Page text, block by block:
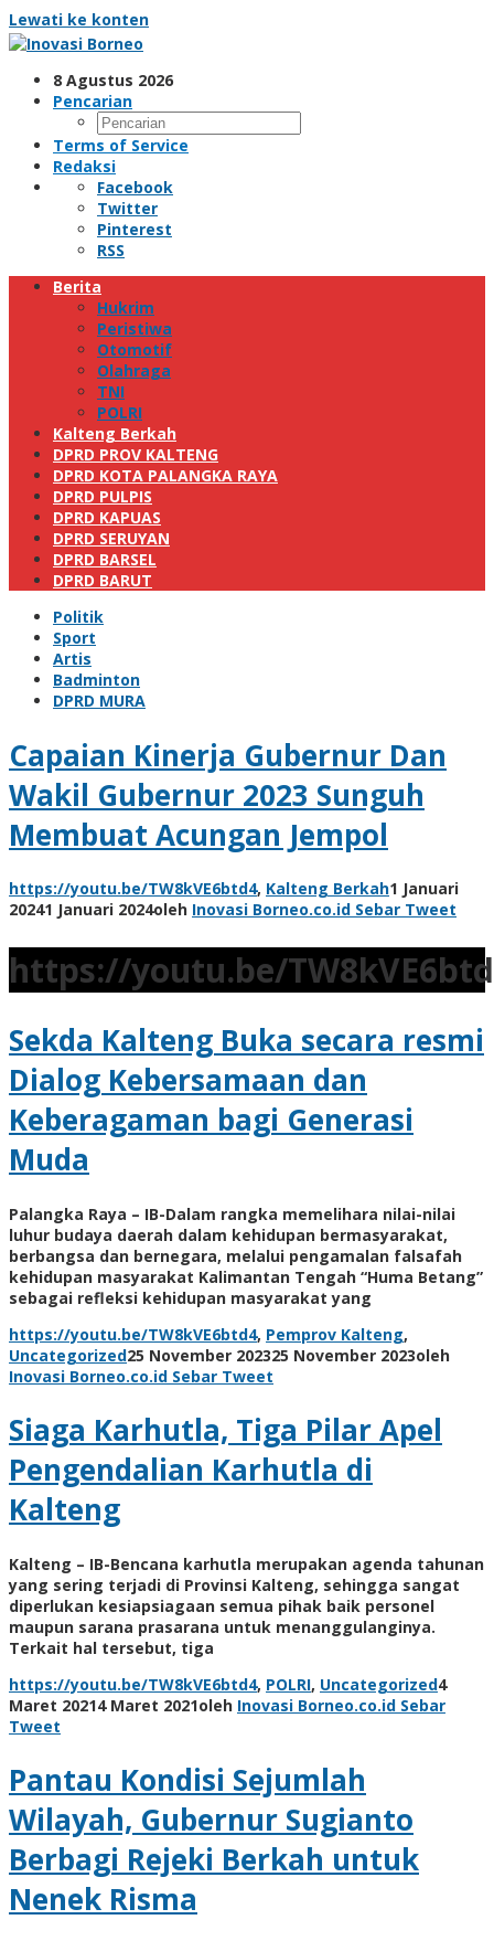
Lewati ke konten
8 Agustus 2026
Pencarian
Terms of Service
Redaksi
Facebook
Twitter
Pinterest
RSS
Berita
Hukrim
Peristiwa
Otomotif
Olahraga
TNI
POLRI
Kalteng Berkah
DPRD PROV KALTENG
DPRD KOTA PALANGKA RAYA
DPRD PULPIS
DPRD KAPUAS
DPRD SERUYAN
DPRD BARSEL
DPRD BARUT
Politik
Sport
Artis
Badminton
DPRD MURA
Capaian Kinerja Gubernur Dan
Wakil Gubernur 2023 Sunguh
Membuat Acungan Jempol
https://youtu.be/TW8kVE6btd4, Kalteng Berkah1 Januari
20241 Januari 2024oleh Inovasi Borneo.co.id Sebar Tweet
https://youtu.be/
Sekda Kalteng Buka secara resmi
Dialog Kebersamaan dan
Keberagaman bagi Generasi
Muda
Palangka Raya – IB-Dalam rangka memelihara nilai-nilai
luhur budaya daerah dalam kehidupan bermasyarakat,
berbangsa dan bernegara, melalui pengamalan falsafah
kehidupan masyarakat Kalimantan Tengah “Huma Betang”
sebagai refleksi kehidupan masyarakat yang
https://youtu.be/TW8kVE6btd4, Pemprov Kalteng,
Uncategorized25 November 202325 November 2023oleh
Inovasi Borneo.co.id Sebar Tweet
Siaga Karhutla, Tiga Pilar Apel
Pengendalian Karhutla di
Kalteng
Kalteng – IB-Bencana karhutla merupakan agenda tahunan
yang sering terjadi di Provinsi Kalteng, sehingga sangat
diperlukan kesiapsiagaan semua pihak baik personel
maupun sarana prasarana untuk menanggulanginya.
Terkait hal tersebut, tiga
https://youtu.be/TW8kVE6btd4, POLRI, Uncategorized4
Maret 20214 Maret 2021oleh Inovasi Borneo.co.id Sebar
Tweet
Pantau Kondisi Sejumlah
Wilayah, Gubernur Sugianto
Berbagi Rejeki Berkah untuk
Nenek Risma